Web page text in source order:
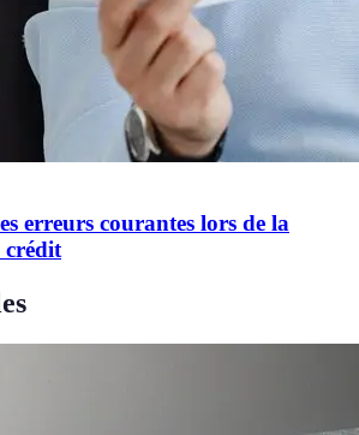
erreurs courantes lors de la
crédit